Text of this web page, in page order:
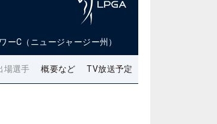
ーC（ニュージャージー州）
場選手 概要など TV放送予定